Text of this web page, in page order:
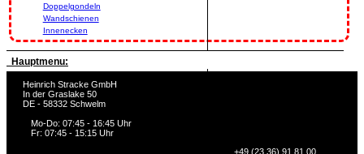
Doppelgondeln
Wandschienen
Innenecken
Hauptmenu:
Heinrich Stracke GmbH
In der Graslake 50
DE - 58332 Schwelm
Mo-Do: 07:45 - 16:45 Uhr
Fr: 07:45 - 15:15 Uhr
+49 (23 36) 91 81 00